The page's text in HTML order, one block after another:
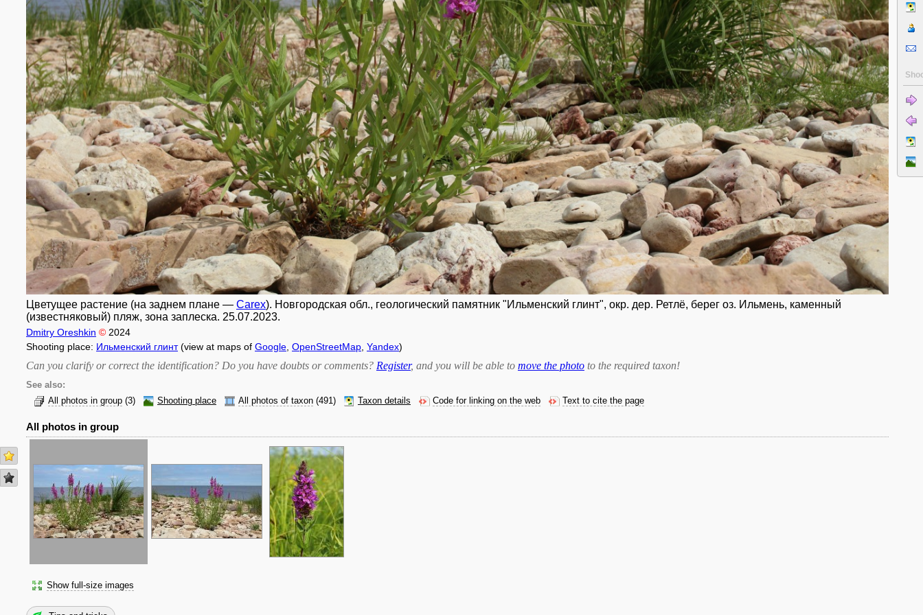
Цветущее растение (на заднем плане — Carex). Новгородская обл., геологический памятник "Ильменский глинт", окр. дер. Ретлё, берег оз. Ильмень, каменный
(известняковый) пляж, зона заплеска. 25.07.2023.
Dmitry Oreshkin © 2024
Shooting place: Ильменский глинт(view at maps of Google OpenStreetMap Yandex)
Can you clarify or correct the identification? Do you have doubts or comments? Register, and you will be able to move the photo to the required taxon!
See also:
All photos in group (3) Shooting place All photos of taxon (491) Taxon details Code for linking on the web Text to cite the page
All photos in group
Show full-size images